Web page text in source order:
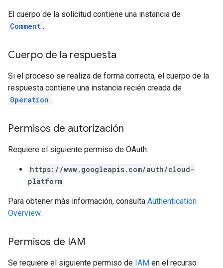
El cuerpo de la solicitud contiene una instancia de
Comment .
Cuerpo de la respuesta
Si el proceso se realiza de forma correcta, el cuerpo de la
respuesta contiene una instancia recién creada de
Operation .
Permisos de autorización
Requiere el siguiente permiso de OAuth:
https://www.googleapis.com/auth/cloud-
platform
Para obtener más información, consulta Authentication
Overview.
Permisos de IAM
Se requiere el siguiente permiso de IAM en el recurso